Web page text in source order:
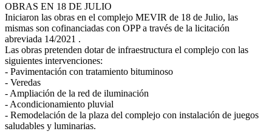
OBRAS EN 18 DE JULIO
Iniciaron las obras en el complejo MEVIR de 18 de Julio, las
mismas son cofinanciadas con OPP a través de la licitación
abreviada 14/2021 .
Las obras pretenden dotar de infraestructura el complejo con las
siguientes intervenciones:
- Pavimentación con tratamiento bituminoso
- Veredas
- Ampliación de la red de iluminación
- Acondicionamiento pluvial
- Remodelación de la plaza del complejo con instalación de juegos
saludables y luminarias.